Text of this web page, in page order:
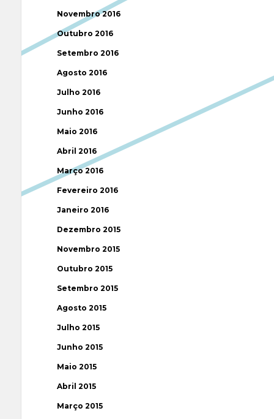
Novembro 2016
Outubro 2016
Setembro 2016
Agosto 2016
Julho 2016
Junho 2016
Maio 2016
Abril 2016
Março 2016
Fevereiro 2016
Janeiro 2016
Dezembro 2015
Novembro 2015
Outubro 2015
Setembro 2015
Agosto 2015
Julho 2015
Junho 2015
Maio 2015
Abril 2015
Março 2015